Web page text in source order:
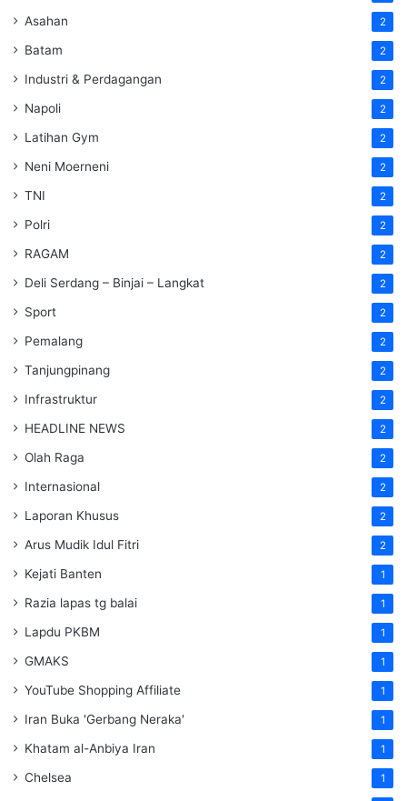
Asahan 2
Batam 2
Industri & Perdagangan 2
Napoli 2
Latihan Gym 2
Neni Moerneni 2
TNI 2
Polri 2
RAGAM 2
Deli Serdang – Binjai – Langkat 2
Sport 2
Pemalang 2
Tanjungpinang 2
Infrastruktur 2
HEADLINE NEWS 2
Olah Raga 2
Internasional 2
Laporan Khusus 2
Arus Mudik Idul Fitri 2
Kejati Banten 1
Razia lapas tg balai 1
Lapdu PKBM 1
GMAKS 1
YouTube Shopping Affiliate 1
Iran Buka 'Gerbang Neraka' 1
Khatam al-Anbiya Iran 1
Chelsea 1